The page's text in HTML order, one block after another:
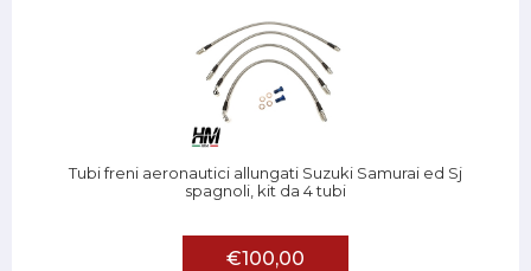
Tubi freni aeronautici allungati Suzuki Samurai ed Sj
spagnoli, kit da 4 tubi
€100,00